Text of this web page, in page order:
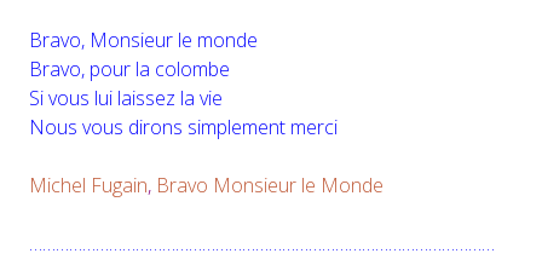
Bravo, Monsieur le monde
Bravo, pour la colombe
Si vous lui laissez la vie
Nous vous dirons simplement merci
Michel Fugain, Bravo Monsieur le Monde
……………………………………………………………………………………………